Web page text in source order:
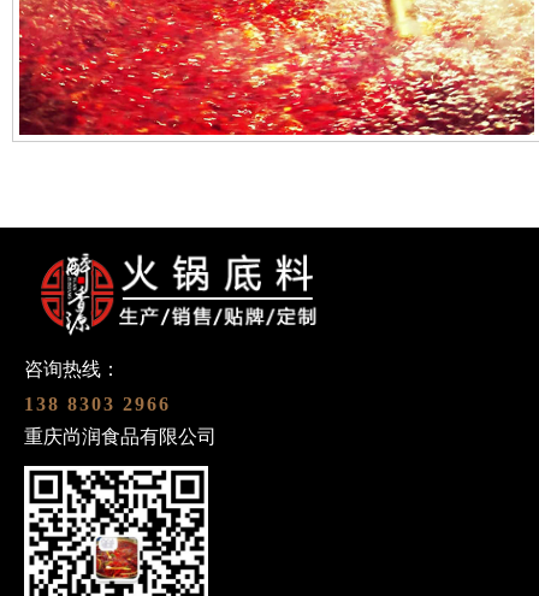
咨询热线：
138 8303 2966
重庆尚润食品有限公司